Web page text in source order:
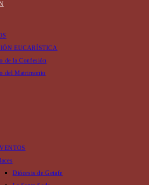
EUCARÍSTICA
de la Confesión
del Matrimonio
Diócesis de Getafe